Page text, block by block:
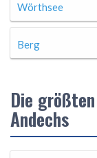
Wörthsee
Berg
Die
Andechs